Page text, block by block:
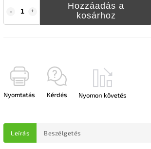
Hozzáadás a
kosárhoz
Nyomtatás Kérdés Nyomon követés
Leírás Beszélgetés